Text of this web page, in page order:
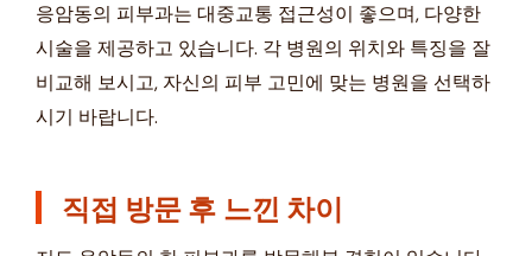
응암동의 피부과는 대중교통 접근성이 좋으며, 다양한
시술을 제공하고 있습니다. 각 병원의 위치와 특징을 잘
비교해 보시고, 자신의 피부 고민에 맞는 병원을 선택하
시기 바랍니다.
직접 방문 후 느낀 차이